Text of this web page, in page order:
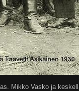
Mikko Vasko ja